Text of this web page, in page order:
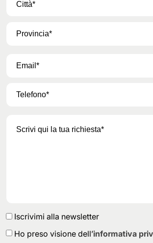
Iscrivimi alla newsletter
Ho preso visione dell’informativa